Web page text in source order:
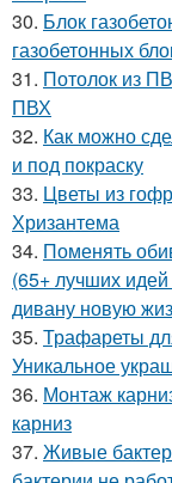
30. Блок
газобетонных
31. Потолок из
ПВХ
32. Как можно
и под покраску
33. Цветы из
Хризантема
34. Поменять
(65+ лучших
дивану новую
35. Трафареты
Уникальное
36. Монтаж
карниз
37. Живые